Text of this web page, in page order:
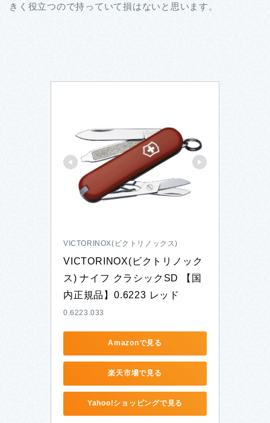
きく役立つので持っていて損はないと思います。
VICTORINOX(ビクトリノックス)
VICTORINOX(ビクトリノック
ス) ナイフ クラシックSD 【国
内正規品】0.6223 レッド
0.6223.033
Amazonで見る
楽天市場で見る
Yahoo!ショッピングで見る